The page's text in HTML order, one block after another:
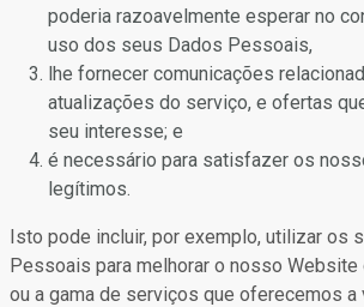
poderia razoavelmente esperar no
uso dos seus Dados Pessoais,
lhe fornecer comunicações
atualizações do serviço, e ofertas
seu interesse; e
é necessário para satisfazer os
legítimos.
Isto pode incluir, por exemplo, utilizar os
Pessoais para melhorar o nosso
ou a gama de serviços que oferecemos a